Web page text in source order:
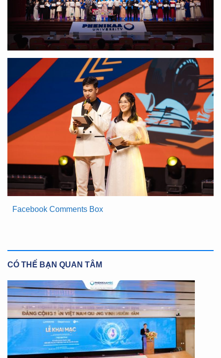
Facebook Comments Box
CÓ THỂ BẠN QUAN TÂM